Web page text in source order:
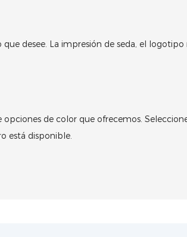
desee. La impresión de seda, el
opciones de color que ofrecemos.
está disponible.